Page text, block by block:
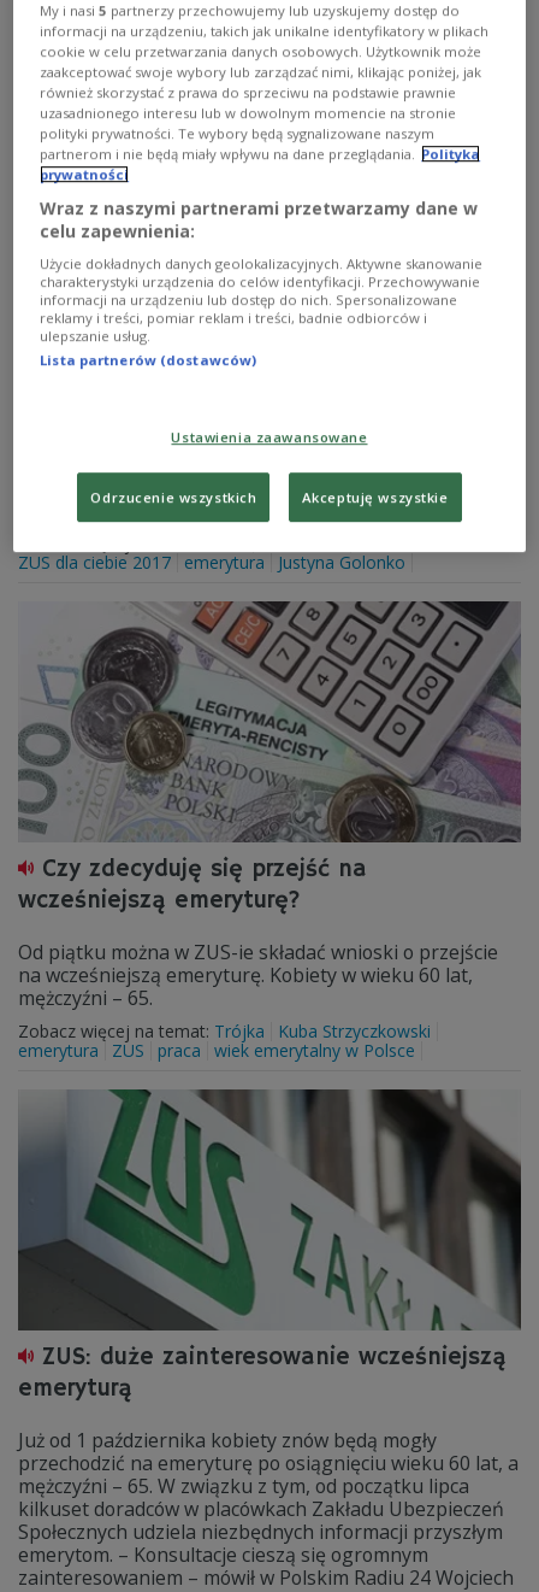
Zobacz więcej na temat:GOSPODARKA POLSKA emerytura
ZUS Zakład Ubezpieczeń Społecznych
praca
finanse osobiste
ZUS radzi, jak odnaleźć dokumenty ze
Osoby, które chcą dostać emeryturę muszą zebrać
wysokość zarobków przed 1999 r. Co, jeśli zakład pracy
już nie istnieje?
ZUS dla ciebie 2017
emerytura Justyna Golonko
Czy zdecyduję się przejść na
wcześniejszą emeryturę?
Od piątku można w ZUS-ie składać wnioski o przejście
na wcześniejszą emeryturę. Kobiety w wieku 60 lat,
mężczyźni – 65.
Zobacz więcej na temat: Trójka
Kuba Strzyczkowski
emerytura
ZUS praca wiek emerytalny w Polsce
ZUS: duże zainteresowanie wcześniejszą
emeryturą
Już od 1 października kobiety znów będą mogły
przechodzić na emeryturę po osiągnięciu wieku 60 lat, a
mężczyźni – 65. W związku z tym, od początku lipca
kilkuset doradców w placówkach Zakładu Ubezpieczeń
Społecznych udziela niezbędnych informacji przyszłym
emerytom. – Konsultacje cieszą się ogromnym
zainteresowaniem – mówił w Polskim Radiu 24 Wojciech
My i nasi5 partnerzy przechowujemy lub uzyskujemy dostęp do
informacji na urządzeniu, takich jak unikalne identyfikatory w plikach
cookie w celu przetwarzania danych osobowych. Użytkownik może
zaakceptować swoje wybory lub zarządzać nimi, klikając poniżej, jak
również skorzystać z prawa do sprzeciwu na podstawie prawnie
uzasadnionego interesu lub w dowolnym momencie na stronie
polityki prywatności. Te wybory będą sygnalizowane naszym
partnerom i nie będą miały wpływu na dane przeglądania. Polityka
prywatności
Wraz z naszymi partnerami przetwarzamy dane w
celu zapewnienia:
Użycie dokładnych danych geolokalizacyjnych. Aktywne skanowanie
charakterystyki urządzenia do celów identyfikacji. Przechowywanie
informacji na urządzeniu lub dostęp do nich. Spersonalizowane
reklamy i treści, pomiar reklam i treści, badnie odbiorców i
ulepszanie usług.
Lista partnerów (dostawców)
Ustawienia zaawansowane
Odrzucenie wszystkich Akceptuję wszystkie